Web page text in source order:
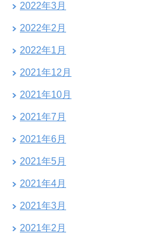
2022年3月
2022年2月
2022年1月
2021年12月
2021年10月
2021年7月
2021年6月
2021年5月
2021年4月
2021年3月
2021年2月